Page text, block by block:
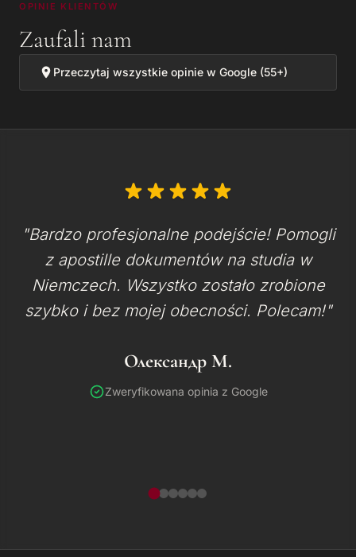
OPINIE KLIENTÓW
Zaufali nam
Przeczytaj wszystkie opinie w Google (55+)
"Bardzo profesjonalne podejście! Pomogli
z apostille dokumentów na studia w
Niemczech. Wszystko zostało zrobione
szybko i bez mojej obecności. Polecam!"
Олександр М.
Zweryfikowana opinia z Google